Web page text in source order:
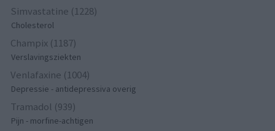
Simvastatine (1228)
Cholesterol
Champix (1187)
Verslavingsziekten
Venlafaxine (1004)
Depressie - antidepressiva overig
Tramadol (939)
Pijn - morfine-achtigen